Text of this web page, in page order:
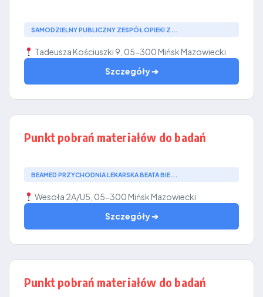
SAMODZIELNY PUBLICZNY ZESPÓŁ OPIEKI Z...
Tadeusza Kościuszki 9, 05-300 Mińsk Mazowiecki
Szczegóły ➔
Punkt pobrań materiałów do badań
BEAMED PRZYCHODNIA LEKARSKA BEATA BIE...
Wesoła 2A/U5, 05-300 Mińsk Mazowiecki
Szczegóły ➔
Punkt pobrań materiałów do badań